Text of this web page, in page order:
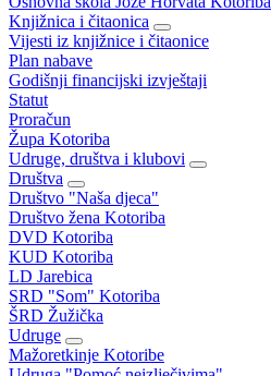
Knjižnica i čitaonica
Vijesti iz knjižnice i čitaonice
Plan nabave
Godišnji financijski izvještaji
Statut
Proračun
Župa Kotoriba
Udruge, društva i klubovi
Društva
Društvo "Naša djeca"
Društvo žena Kotoriba
DVD Kotoriba
KUD Kotoriba
LD Jarebica
SRD "Som" Kotoriba
ŠRD Žužička
Udruge
Mažoretkinje Kotoribe